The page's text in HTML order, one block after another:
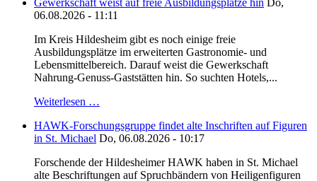
Gewerkschaft weist auf freie Ausbildungsplätze hin Do,
06.08.2026 - 11:11
Im Kreis Hildesheim gibt es noch einige freie
Ausbildungsplätze im erweiterten Gastronomie- und
Lebensmittelbereich. Darauf weist die Gewerkschaft
Nahrung-Genuss-Gaststätten hin. So suchten Hotels,...
Weiterlesen …
HAWK-Forschungsgruppe findet alte Inschriften auf Figuren
in St. Michael Do, 06.08.2026 - 10:17
Forschende der Hildesheimer HAWK haben in St. Michael
alte Beschriftungen auf Spruchbändern von Heiligenfiguren